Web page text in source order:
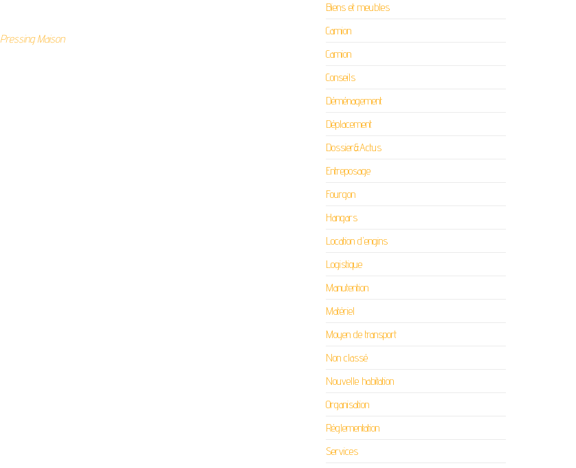
Pressing Maison
Biens et meubles
Camion
Camion
Conseils
Déménagement
Déplacement
Dossier&Actus
Entreposage
Fourgon
Hangars
Location d'engins
Logistique
Manutention
Matériel
Moyen de transport
Non classé
Nouvelle habitation
Organisation
Réglementation
Services